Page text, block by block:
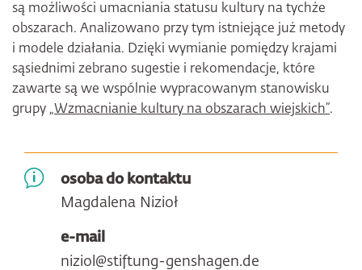
są możliwości umacniania statusu kultury na tychże
obszarach. Analizowano przy tym istniejące już metody
i modele działania. Dzięki wymianie pomiędzy krajami
sąsiednimi zebrano sugestie i rekomendacje, które
zawarte są we wspólnie wypracowanym stanowisku
grupy „Wzmacnianie kultury na obszarach wiejskich”.
osoba do kontaktu
Magdalena Nizioł
e-mail
niziol@stiftung-genshagen.de